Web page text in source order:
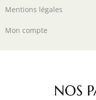
Mentions légales
Mon compte
NOS